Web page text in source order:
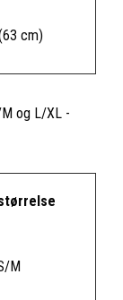
cm)
og L/XL -
M